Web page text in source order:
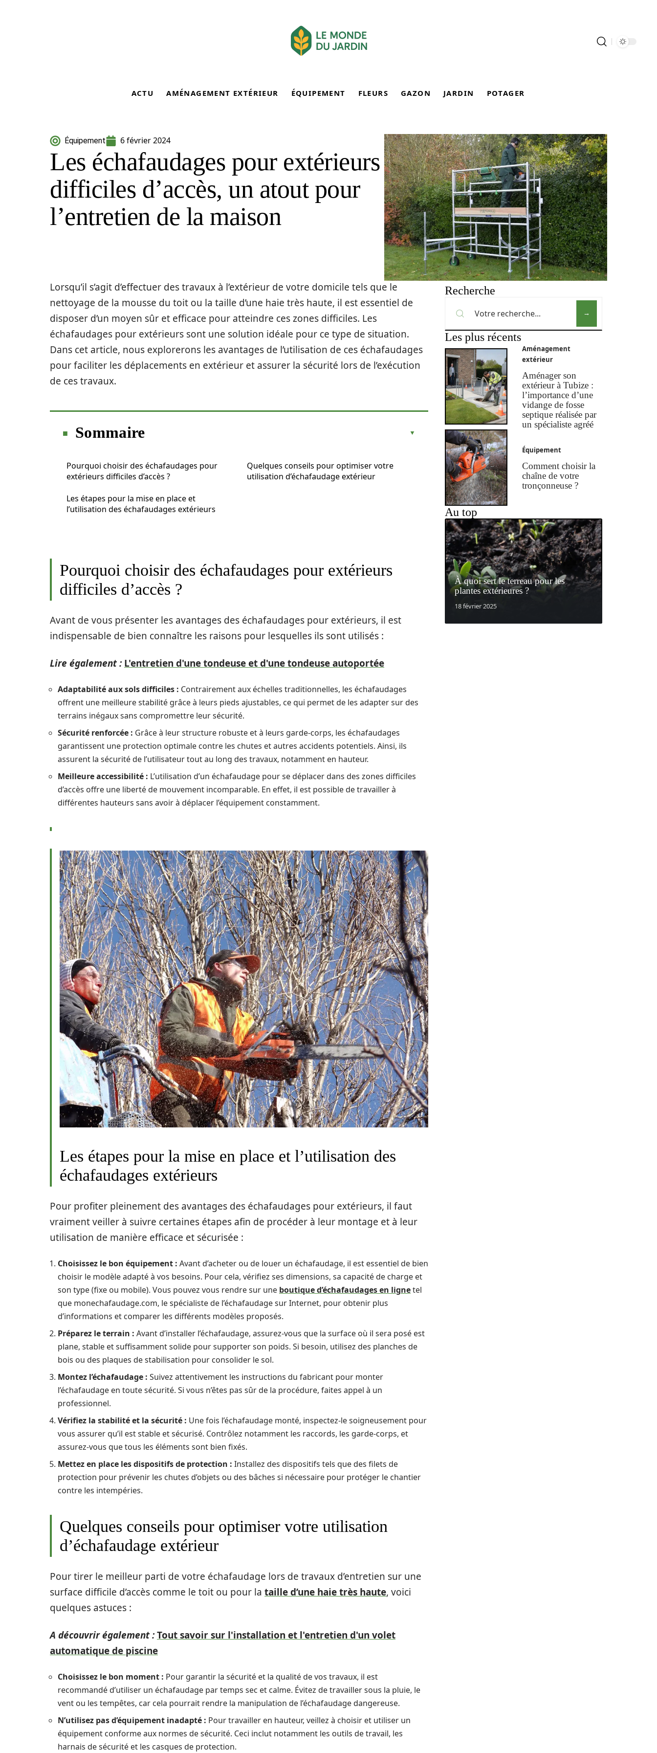
ACTU AMÉNAGEMENT EXTÉRIEUR ÉQUIPEMENT FLEURS GAZON JARDIN POTAGER
Équipement 6 février 2024
Les échafaudages pour extérieurs
difficiles d’accès, un atout pour
l’entretien de la maison
Lorsqu’il s’agit d’effectuer des travaux à l’extérieur de votre domicile tels que le
nettoyage de la mousse du toit ou la taille d’une haie très haute, il est essentiel de
disposer d’un moyen sûr et efficace pour atteindre ces zones difficiles. Les
échafaudages pour extérieurs sont une solution idéale pour ce type de situation.
Dans cet article, nous explorerons les avantages de l’utilisation de ces échafaudages
pour faciliter les déplacements en extérieur et assurer la sécurité lors de l’exécution
de ces travaux.
Sommaire
Pourquoi choisir des échafaudages pour
extérieurs difficiles d’accès ?
Les étapes pour la mise en place et
l’utilisation des échafaudages extérieurs
Quelques conseils pour optimiser votre
utilisation d’échafaudage extérieur
Pourquoi choisir des échafaudages pour extérieurs
difficiles d’accès ?
Avant de vous présenter les avantages des échafaudages pour extérieurs, il est
indispensable de bien connaître les raisons pour lesquelles ils sont utilisés :
Lire également : L'entretien d'une tondeuse et d'une tondeuse autoportée
Adaptabilité aux sols difficiles : Contrairement aux échelles traditionnelles, les échafaudages
offrent une meilleure stabilité grâce à leurs pieds ajustables, ce qui permet de les adapter sur des
terrains inégaux sans compromettre leur sécurité.
Sécurité renforcée : Grâce à leur structure robuste et à leurs garde-corps, les échafaudages
garantissent une protection optimale contre les chutes et autres accidents potentiels. Ainsi, ils
assurent la sécurité de l’utilisateur tout au long des travaux, notamment en hauteur.
Meilleure accessibilité : L’utilisation d’un échafaudage pour se déplacer dans des zones difficiles
d’accès offre une liberté de mouvement incomparable. En effet, il est possible de travailler à
différentes hauteurs sans avoir à déplacer l’équipement constamment.
Les étapes pour la mise en place et l’utilisation des
échafaudages extérieurs
Pour profiter pleinement des avantages des échafaudages pour extérieurs, il faut
vraiment veiller à suivre certaines étapes afin de procéder à leur montage et à leur
utilisation de manière efficace et sécurisée :
Choisissez le bon équipement : Avant d’acheter ou de louer un échafaudage, il est essentiel de bien
choisir le modèle adapté à vos besoins. Pour cela, vérifiez ses dimensions, sa capacité de charge et
son type (fixe ou mobile). Vous pouvez vous rendre sur une boutique d’échafaudages en lignetel
que monechafaudage.com, le spécialiste de l’échafaudage sur Internet, pour obtenir plus
d’informations et comparer les différents modèles proposés.
Préparez le terrain : Avant d’installer l’échafaudage, assurez-vous que la surface où il sera posé est
plane, stable et suffisamment solide pour supporter son poids. Si besoin, utilisez des planches de
bois ou des plaques de stabilisation pour consolider le sol.
Montez l’échafaudage : Suivez attentivement les instructions du fabricant pour monter
l’échafaudage en toute sécurité. Si vous n’êtes pas sûr de la procédure, faites appel à un
professionnel.
Vérifiez la stabilité et la sécurité : Une fois l’échafaudage monté, inspectez-le soigneusement pour
vous assurer qu’il est stable et sécurisé. Contrôlez notamment les raccords, les garde-corps, et
assurez-vous que tous les éléments sont bien fixés.
Mettez en place les dispositifs de protection : Installez des dispositifs tels que des filets de
protection pour prévenir les chutes d’objets ou des bâches si nécessaire pour protéger le chantier
contre les intempéries.
Quelques conseils pour optimiser votre utilisation
d’échafaudage extérieur
Pour tirer le meilleur parti de votre échafaudage lors de travaux d’entretien sur une
surface difficile d’accès comme le toit ou pour la taille d’une haie très haute, voici
quelques astuces :
A découvrir également :Tout savoir sur l'installation et l'entretien d'un volet
automatique de piscine
Choisissez le bon moment : Pour garantir la sécurité et la qualité de vos travaux, il est
recommandé d’utiliser un échafaudage par temps sec et calme. Évitez de travailler sous la pluie, le
vent ou les tempêtes, car cela pourrait rendre la manipulation de l’échafaudage dangereuse.
N’utilisez pas d’équipement inadapté : Pour travailler en hauteur, veillez à choisir et utiliser un
équipement conforme aux normes de sécurité. Ceci inclut notamment les outils de travail, les
harnais de sécurité et les casques de protection.
Recherche
Les plus récents
Aménagement
extérieur
Aménager son
extérieur à Tubize :
l’importance d’une
vidange de fosse
septique réalisée par
un spécialiste agréé
Équipement
Comment choisir la
chaîne de votre
tronçonneuse ?
Au top
À quoi sert le terreau pour les
plantes extérieures ?
18 février 2025